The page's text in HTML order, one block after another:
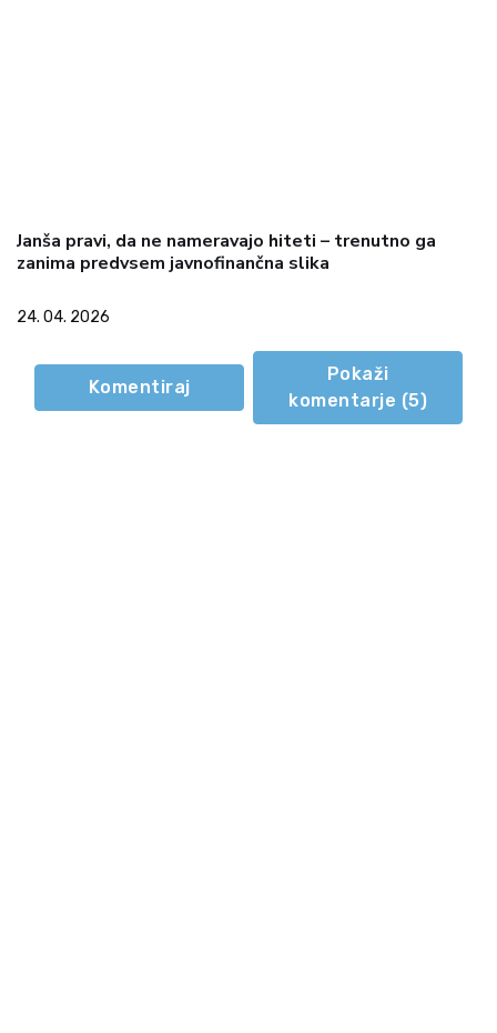
Janša pravi, da ne nameravajo hiteti – trenutno ga
zanima predvsem javnofinančna slika
24. 04. 2026
Komentiraj
Pokaži
komentarje (5)